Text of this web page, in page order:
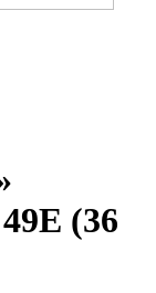
(36